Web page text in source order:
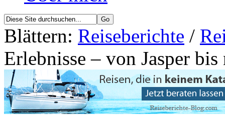
Blättern: Reiseberichte /
Erlebnisse – von Jasper